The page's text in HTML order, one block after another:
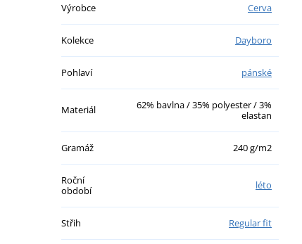
Výrobce Cerva
Kolekce Dayboro
Pohlaví pánské
Materiál
62% bavlna / 35% polyester / 3%
elastan
Gramáž 240 g/m2
Roční
období
léto
Střih Regular fit